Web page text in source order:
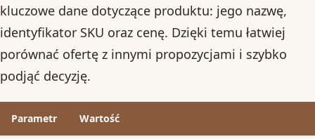
kluczowe dane dotyczące produktu: jego nazwę,
identyfikator SKU oraz cenę. Dzięki temu łatwiej
porównać ofertę z innymi propozycjami i szybko
podjąć decyzję.
Parametr Wartość